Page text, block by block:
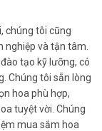
chúng tôi cũng
nghiệp và tận tâm.
tạo kỹ lưỡng, có
Chúng tôi sẵn lòng
hoa phù hợp,
tuyệt vời. Chúng
mua sắm hoa